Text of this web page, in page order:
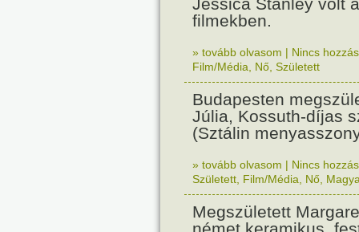
filmekben.
» tovább olvasom | Nincs
Film/Média
Nő Született
Budapesten
Júlia, Kossuth-díjas
(Sztálin
» tovább olvasom | Nincs
Született Film/Média Nő
Megszületett